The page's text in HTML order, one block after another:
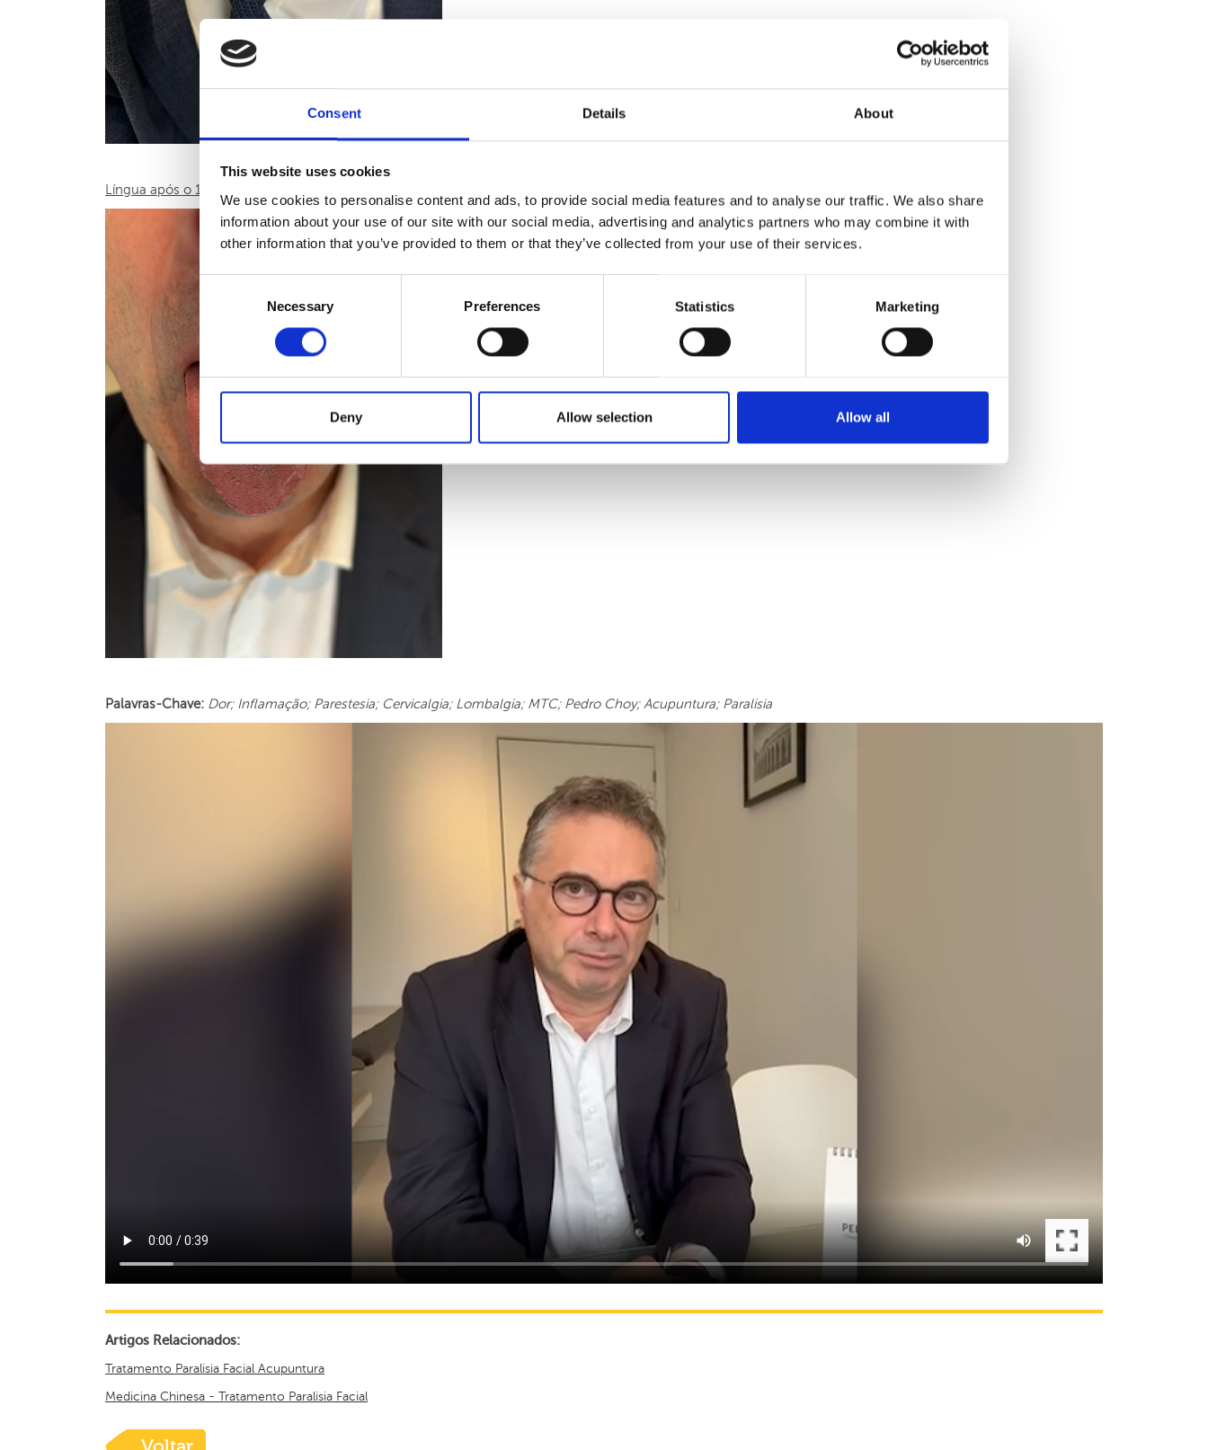
Consent Details About
This website uses cookies
We use cookies to personalise content and ads, to provide social media features and to analyse our traffic. We also share
information about your use of our site with our social media, advertising and analytics partners who may combine it with
other information that you’ve provided to them or that they’ve collected from your use of their services.
Necessary Preferences Statistics Marketing
Deny Allow selection Allow all
Língua após o 1º ciclo de tratamento:
Palavras-Chave: Dor; Inflamação; Parestesia; Cervicalgia; Lombalgia; MTC; Pedro Choy; Acupuntura; Paralisia
Artigos Relacionados:
Tratamento Paralisia Facial Acupuntura
Medicina Chinesa - Tratamento Paralisia Facial